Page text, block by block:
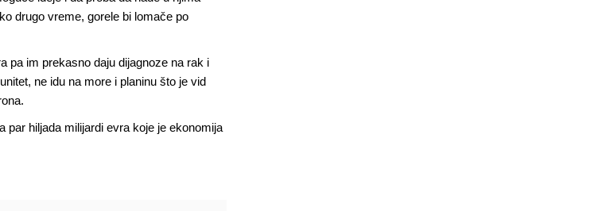
drugo vreme, gorele bi lomače po
pa im prekasno daju dijagnoze na rak i
ne idu na more i planinu što je vid
par hiljada milijardi evra koje je ekonomija